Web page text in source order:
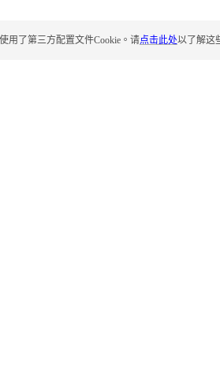
用了第三方配置文件Cookie。请点击此处以了解这